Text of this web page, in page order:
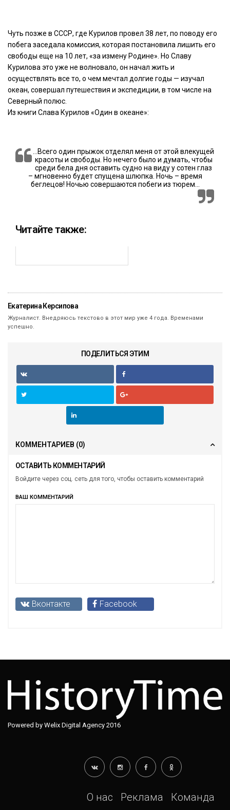
Чуть позже в СССР, где Курилов провел 38 лет, по поводу его
побега заседала комиссия, которая постановила лишить его
свободы еще на 10 лет, «за измену Родине». Но Славу
Курилова это уже не волновало, он начал жить и
осуществлять все то, о чем мечтал долгие годы — изучал
океан, совершал путешествия и экспедиции, в том числе на
Северный полюс.
Из книги Слава Курилов «Один в океане»:
…Всего один прыжок отделял меня от этой влекущей
красоты и свободы. Но нечего было и думать, чтобы
среди бела дня оставить судно на виду у сотен глаз
– мгновенно будет спущена шлюпка. Ночь – время
беглецов! Ночью совершаются побеги из тюрем…
Читайте также:
Екатерина Керсипова
Журналист. Внедряюсь текстово в этот мир уже 4 года. Временами
успешно.
ПОДЕЛИТЬСЯ ЭТИМ
КОММЕНТАРИЕВ (0)
ОСТАВИТЬ КОММЕНТАРИЙ
Войдите через соц. сеть для того, чтобы оставить комментарий
ВАШ КОММЕНТАРИЙ
Вконтакте Facebook
Powered by Welix Digital Agency 2016
О нас Реклама Команда